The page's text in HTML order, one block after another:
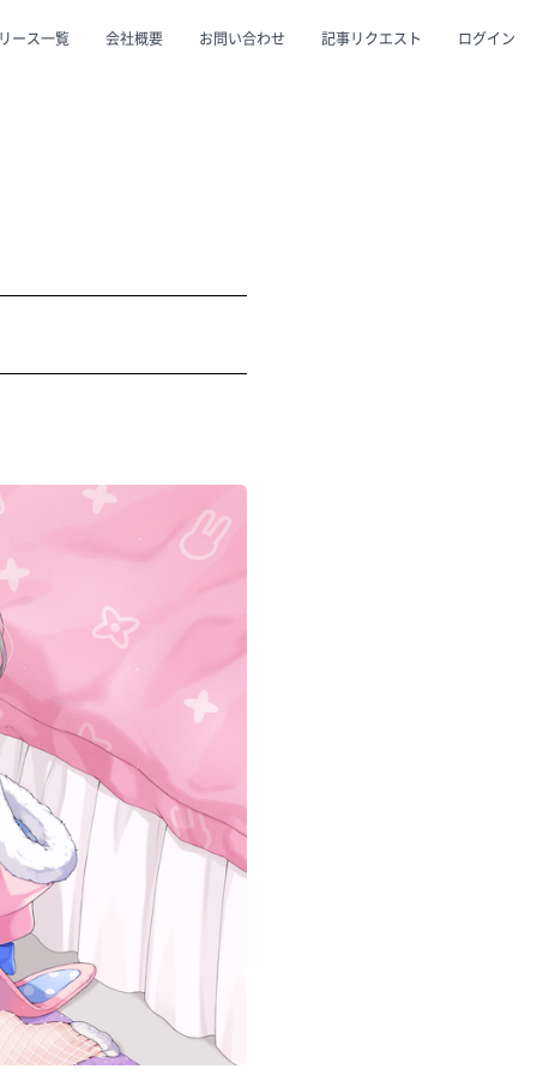
ース一覧 会社概要 お問い合わせ 記事リクエスト ログイン